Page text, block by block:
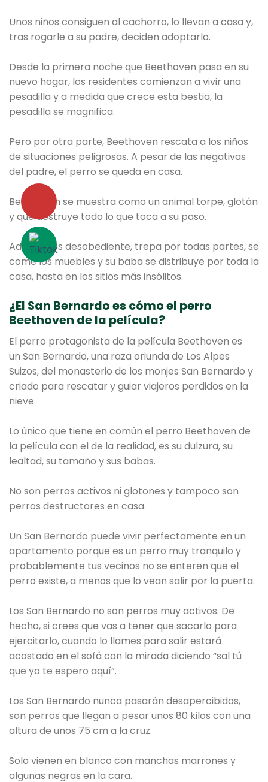
Unos niños consiguen al cachorro, lo llevan a casa y,
tras rogarle a su padre, deciden adoptarlo.
Desde la primera noche que Beethoven pasa en su
nuevo hogar, los residentes comienzan a vivir una
pesadilla y a medida que crece esta bestia, la
pesadilla se magnifica.
Pero por otra parte, Beethoven rescata a los niños
de situaciones peligrosas. A pesar de las negativas
del padre, el perro se queda en casa.
Beethoven se muestra como un animal torpe, glotón
y que destruye todo lo que toca a su paso.
Además, es desobediente, trepa por todas partes, se
come los muebles y su baba se distribuye por toda la
casa, hasta en los sitios más insólitos.
¿El San Bernardo es cómo el perro
Beethoven de la película?
El perro protagonista de la película Beethoven es
un San Bernardo, una raza oriunda de Los Alpes
Suizos, del monasterio de los monjes San Bernardo y
criado para rescatar y guiar viajeros perdidos en la
nieve.
Lo único que tiene en común el perro Beethoven de
la película con el de la realidad, es su dulzura, su
lealtad, su tamaño y sus babas.
No son perros activos ni glotones y tampoco son
perros destructores en casa.
Un San Bernardo puede vivir perfectamente en un
apartamento porque es un perro muy tranquilo y
probablemente tus vecinos no se enteren que el
perro existe, a menos que lo vean salir por la puerta.
Los San Bernardo no son perros muy activos. De
hecho, si crees que vas a tener que sacarlo para
ejercitarlo, cuando lo llames para salir estará
acostado en el sofá con la mirada diciendo “sal tú
que yo te espero aquí”.
Los San Bernardo nunca pasarán desapercibidos,
son perros que llegan a pesar unos 80 kilos con una
altura de unos 75 cm a la cruz.
Solo vienen en blanco con manchas marrones y
algunas negras en la cara.